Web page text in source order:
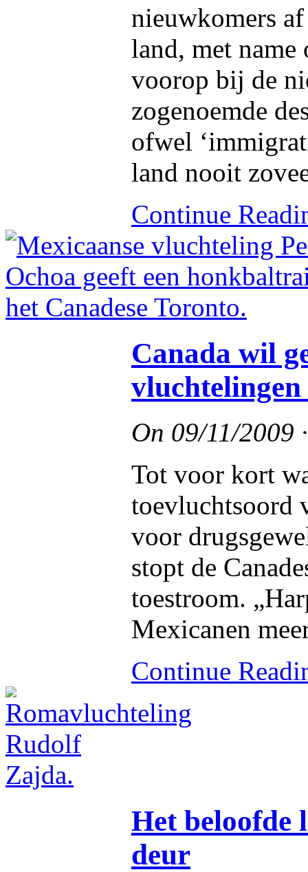
nieuwkomers
land, met name
voorop bij de
zogenoemde
ofwel
land nooit
Continue
Canada wil
vluchtelingen
On 09/11/2009
Tot voor kort
toevluchtsoord
voor
stopt de
toestroom.
Mexicanen
Continue
Het beloofde
deur